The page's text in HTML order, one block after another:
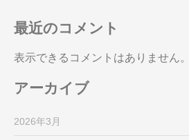
最近のコメント
表示できるコメントはありません。
アーカイブ
2026年3月